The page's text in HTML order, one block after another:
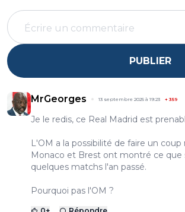
PUBLIER
MrGeorges 13 septembre 2025 à 19:23 + 359
Je le redis, ce Real Madrid est
L'OM a la possibilité de faire un coup
Monaco et Brest ont montré ce que
quelques matchs l'an passé.
Pourquoi pas l'OM ?